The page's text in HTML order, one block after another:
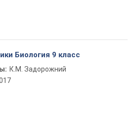
Биология 9 класс
К.М. Задорожний